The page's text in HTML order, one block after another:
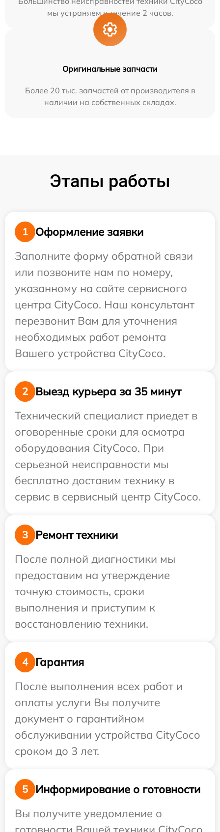
мы устраняем в течение 2 часов.
Оригинальные запчасти
Более 20 тыс. запчастей от производителя в
наличии на собственных складах.
Этапы работы
1
Оформление заявки
Заполните форму обратной связи
или позвоните нам по номеру,
указанному на сайте сервисного
центра CityCoco. Наш консультант
перезвонит Вам для уточнения
необходимых работ ремонта
Вашего устройства CityCoco.
2
Выезд курьера за 35 минут
Технический специалист приедет в
оговоренные сроки для осмотра
оборудования CityCoco. При
серьезной неисправности мы
бесплатно доставим технику в
сервис в сервисный центр CityCoco.
3
Ремонт техники
После полной диагностики мы
предоставим на утверждение
точную стоимость, сроки
выполнения и приступим к
восстановлению техники.
4
Гарантия
После выполнения всех работ и
оплаты услуги Вы получите
документ о гарантийном
обслуживании устройства CityCoco
сроком до 3 лет.
5
Информирование о готовности
Вы получите уведомление о